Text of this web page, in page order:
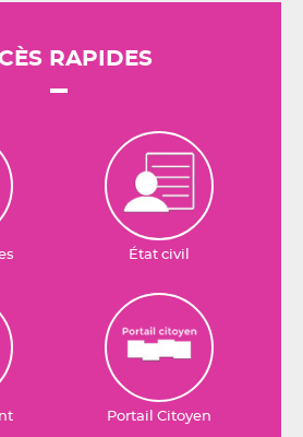
RAPIDES
État civil
Portail Citoyen